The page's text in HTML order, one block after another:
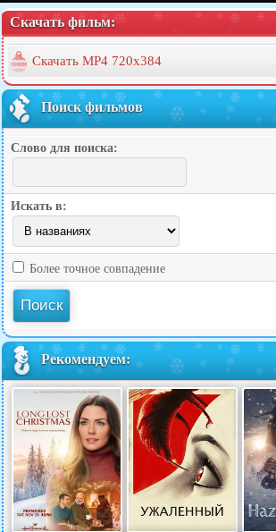
Скачать фильм:
Скачать MP4 720x384
Поиск фильмов
Слово для поиска:
Искать в:
Более точное совпадение
Рекомендуем: